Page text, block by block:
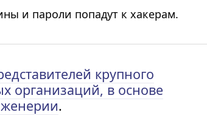
и пароли попадут к хакерам.
крупного
организаций, в основе
.